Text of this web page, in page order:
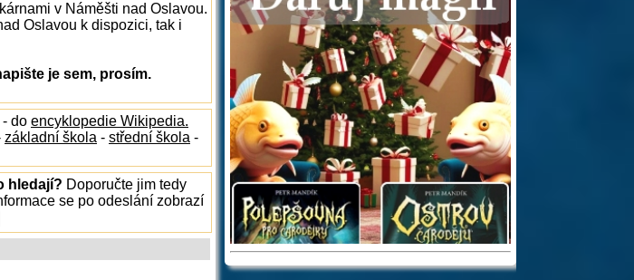
v Náměšti nad Oslavou.
Oslavou k dispozici, tak i
je sem, prosím.
do encyklopedie Wikipedia.
základní škola - střední škola -
hledají? Doporučte jim tedy
se po odeslání zobrazí